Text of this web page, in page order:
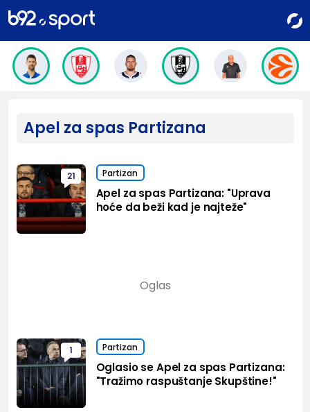
Apel za spas Partizana
21 Partizan
Apel za spas Partizana: "Uprava
hoće da beži kad je najteže"
1 Partizan
Oglasio se Apel za spas Partizana:
"Tražimo raspuštanje Skupštine!"